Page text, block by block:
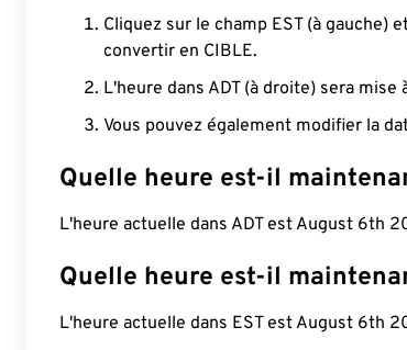
Cliquez sur le champ EST (à gauche)
convertir en CIBLE.
L'heure dans ADT (à droite) sera
Vous pouvez également modifier la
Quelle heure est-il
L'heure actuelle dans ADT est August 6th
Quelle heure est-il
L'heure actuelle dans EST est August 6th